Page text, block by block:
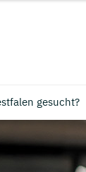
gesucht?